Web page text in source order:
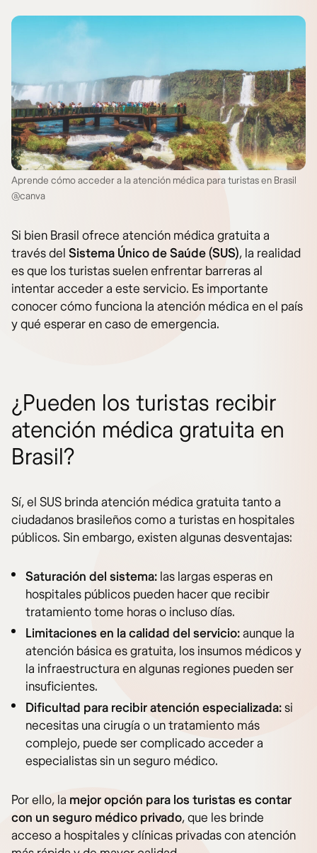
Aprende cómo acceder a la atención médica para turistas en Brasil
@canva
Si bien Brasil ofrece atención médica gratuita a
través del Sistema Único de Saúde (SUS), la realidad
es que los turistas suelen enfrentar barreras al
intentar acceder a este servicio. Es importante
conocer cómo funciona la atención médica en el país
y qué esperar en caso de emergencia.
¿Pueden los turistas recibir
atención médica gratuita en
Brasil?
Sí, el SUS brinda atención médica gratuita tanto a
ciudadanos brasileños como a turistas en hospitales
públicos. Sin embargo, existen algunas desventajas:
Saturación del sistema: las largas esperas en
hospitales públicos pueden hacer que recibir
tratamiento tome horas o incluso días.
Limitaciones en la calidad del servicio:aunque la
atención básica es gratuita, los insumos médicos y
la infraestructura en algunas regiones pueden ser
insuficientes.
Dificultad para recibir atención especializada:si
necesitas una cirugía o un tratamiento más
complejo, puede ser complicado acceder a
especialistas sin un seguro médico.
Por ello, la mejor opción para los turistas es contar
con un seguro médico privado, que les brinde
acceso a hospitales y clínicas privadas con atención